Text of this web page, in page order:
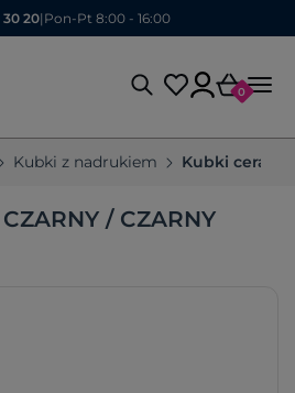
30 20| Pon-Pt 8:00 - 16:00
0
Kubki z nadrukiem Kubki
/ CZARNY